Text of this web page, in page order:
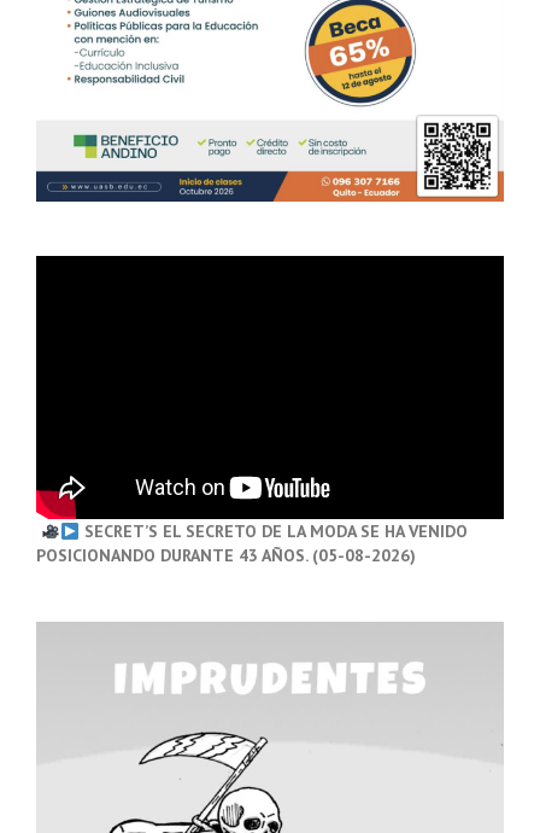
SECRET’S EL SECRETO DE LA MODA SE HA VENIDO
POSICIONANDO DURANTE 43 AÑOS. (05-08-2026)